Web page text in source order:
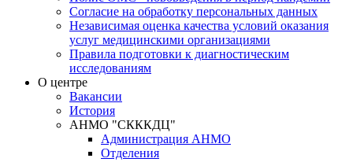
Согласие на обработку персональных данных
Независимая оценка качества условий оказания
услуг медицинскими организациями
Правила подготовки к диагностическим
исследованиям
О центре
Вакансии
История
АНМО "СКККДЦ"
Администрация АНМО
Отделения